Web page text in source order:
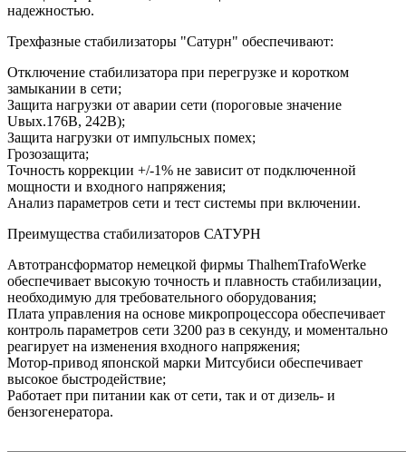
надежностью.
Трехфазные стабилизаторы "Сатурн" обеспечивают:
Отключение стабилизатора при перегрузке и коротком
замыкании в сети;
Защита нагрузки от аварии сети (пороговые значение
Uвых.176В, 242В);
Защита нагрузки от импульсных помех;
Грозозащита;
Точность коррекции +/-1% не зависит от подключенной
мощности и входного напряжения;
Анализ параметров сети и тест системы при включении.
Преимущества стабилизаторов САТУРН
Автотрансформатор немецкой фирмы ThalhemTrafoWerke
обеспечивает высокую точность и плавность стабилизации,
необходимую для требовательного оборудования;
Плата управления на основе микропроцессора обеспечивает
контроль параметров сети 3200 раз в секунду, и моментально
реагирует на изменения входного напряжения;
Мотор-привод японской марки Митсубиси обеспечивает
высокое быстродействие;
Работает при питании как от сети, так и от дизель- и
бензогенератора.